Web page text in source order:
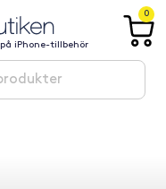
iPhone-tillbehör
0